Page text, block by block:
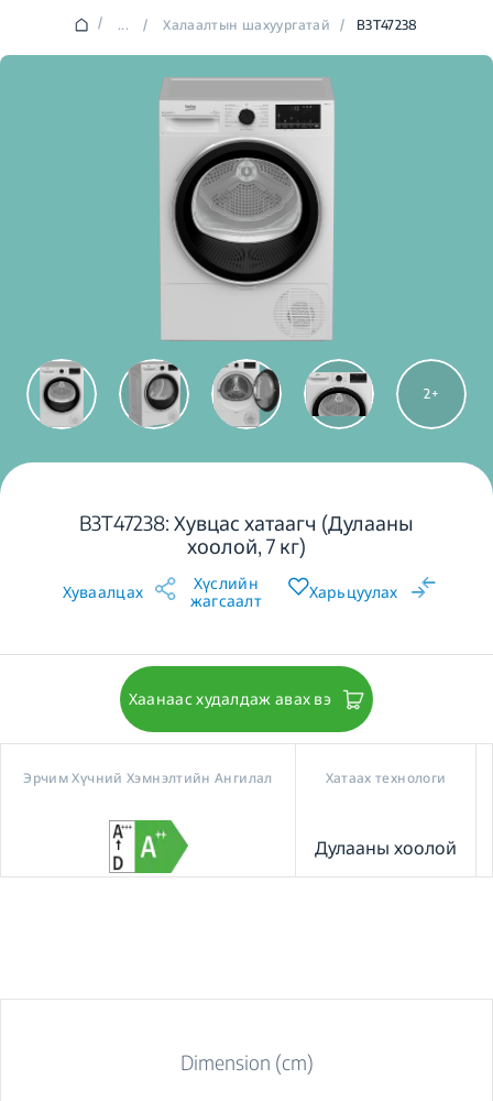
/ ... / Халаалтын шахуургатай / B3T47238
2
B3T47238: Хувцас хатаагч (Дулааны
хоолой, 7 кг)
Хуваалцах
Хүслийн
жагсаалт
Харьцуулах
Хаанаас худалдаж авах вэ
Эрчим Хүчний Хэмнэлтийн Ангилал Хатаах технологи
Дулааны хоолой
Dimension (cm)